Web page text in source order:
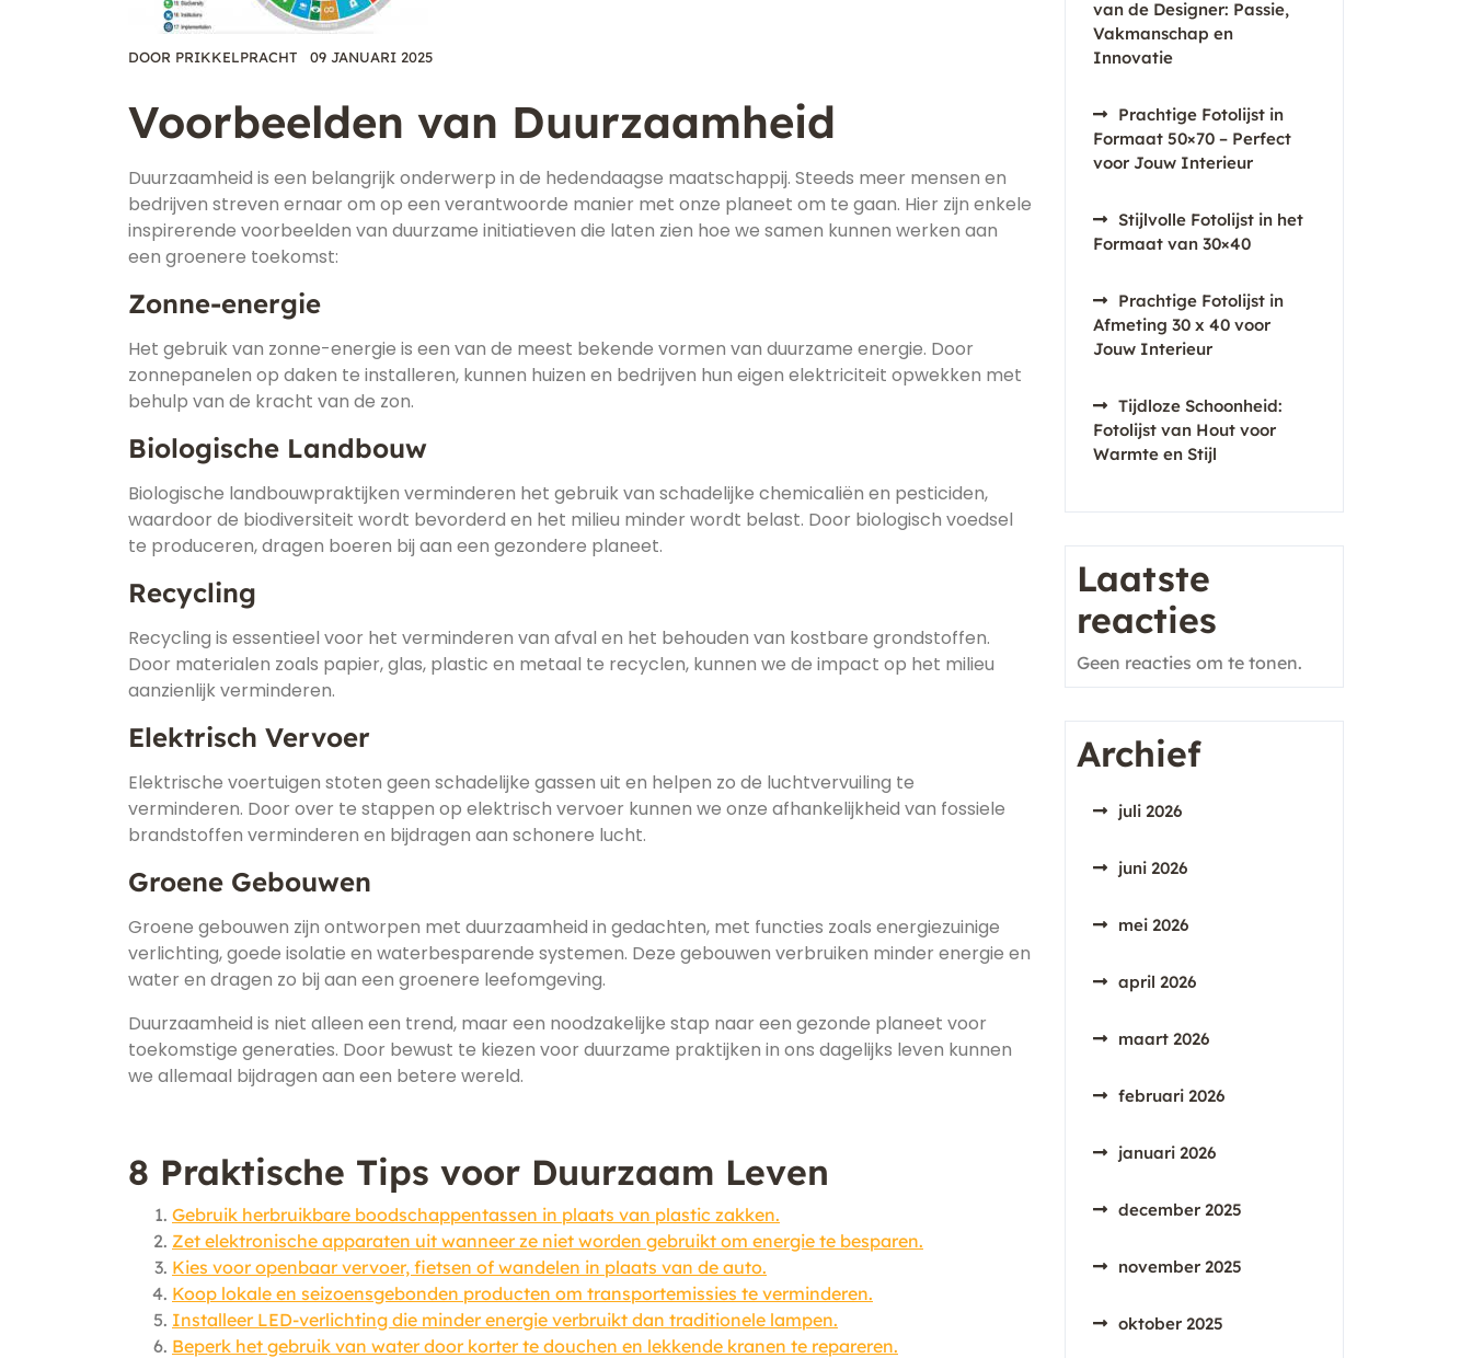
DOOR PRIKKELPRACHT 09 JANUARI 2025
Voorbeelden van Duurzaamheid
Duurzaamheid is een belangrijk onderwerp in de hedendaagse maatschappij. Steeds meer mensen en
bedrijven streven ernaar om op een verantwoorde manier met onze planeet om te gaan. Hier zijn enkele
inspirerende voorbeelden van duurzame initiatieven die laten zien hoe we samen kunnen werken aan
een groenere toekomst:
Zonne-energie
Het gebruik van zonne-energie is een van de meest bekende vormen van duurzame energie. Door
zonnepanelen op daken te installeren, kunnen huizen en bedrijven hun eigen elektriciteit opwekken met
behulp van de kracht van de zon.
Biologische Landbouw
Biologische landbouwpraktijken verminderen het gebruik van schadelijke chemicaliën en pesticiden,
waardoor de biodiversiteit wordt bevorderd en het milieu minder wordt belast. Door biologisch voedsel
te produceren, dragen boeren bij aan een gezondere planeet.
Recycling
Recycling is essentieel voor het verminderen van afval en het behouden van kostbare grondstoffen.
Door materialen zoals papier, glas, plastic en metaal te recyclen, kunnen we de impact op het milieu
aanzienlijk verminderen.
Elektrisch Vervoer
Elektrische voertuigen stoten geen schadelijke gassen uit en helpen zo de luchtvervuiling te
verminderen. Door over te stappen op elektrisch vervoer kunnen we onze afhankelijkheid van fossiele
brandstoffen verminderen en bijdragen aan schonere lucht.
Groene Gebouwen
Groene gebouwen zijn ontworpen met duurzaamheid in gedachten, met functies zoals energiezuinige
verlichting, goede isolatie en waterbesparende systemen. Deze gebouwen verbruiken minder energie en
water en dragen zo bij aan een groenere leefomgeving.
Duurzaamheid is niet alleen een trend, maar een noodzakelijke stap naar een gezonde planeet voor
toekomstige generaties. Door bewust te kiezen voor duurzame praktijken in ons dagelijks leven kunnen
we allemaal bijdragen aan een betere wereld.
8 Praktische Tips voor Duurzaam Leven
Gebruik herbruikbare boodschappentassen in plaats van plastic zakken.
Zet elektronische apparaten uit wanneer ze niet worden gebruikt om energie te besparen.
Kies voor openbaar vervoer, fietsen of wandelen in plaats van de auto.
Koop lokale en seizoensgebonden producten om transportemissies te verminderen.
Installeer LED-verlichting die minder energie verbruikt dan traditionele lampen.
Beperk het gebruik van water door korter te douchen en lekkende kranen te repareren.
van de Designer: Passie,
Vakmanschap en
Innovatie
Prachtige Fotolijst in
Formaat 50×70 – Perfect
voor Jouw Interieur
Stijlvolle Fotolijst in het
Formaat van 30×40
Prachtige Fotolijst in
Afmeting 30 x 40 voor
Jouw Interieur
Tijdloze Schoonheid:
Fotolijst van Hout voor
Warmte en Stijl
Laatste
reacties
Geen reacties om te tonen.
Archief
juli 2026
juni 2026
mei 2026
april 2026
maart 2026
februari 2026
januari 2026
december 2025
november 2025
oktober 2025